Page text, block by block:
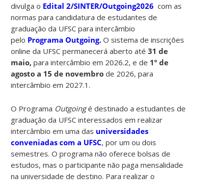
divulga o Edital 2/SINTER/Outgoing2026 com as
normas para candidatura de estudantes de
graduação da UFSC para intercâmbio
pelo Programa Outgoing.O sistema de inscrições
online da UFSC permanecerá aberto até 31 de
maio,para intercâmbio em 2026.2, e de 1º de
agosto a 15 de novembro de 2026, para
intercâmbio em 2027.1.
O Programa Outgoingé destinado a estudantes de
graduação da UFSC interessados em realizar
intercâmbio em uma das universidades
conveniadas com a UFSC, por um ou dois
semestres. O programa não oferece bolsas de
estudos, mas o participante não paga mensalidade
na universidade de destino. Para realizar o